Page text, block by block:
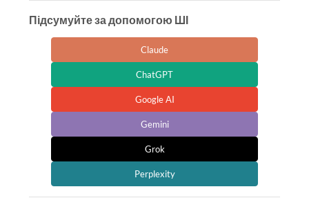
Підсумуйте за допомогою ШІ
Claude
ChatGPT
Google AI
Gemini
Grok
Perplexity